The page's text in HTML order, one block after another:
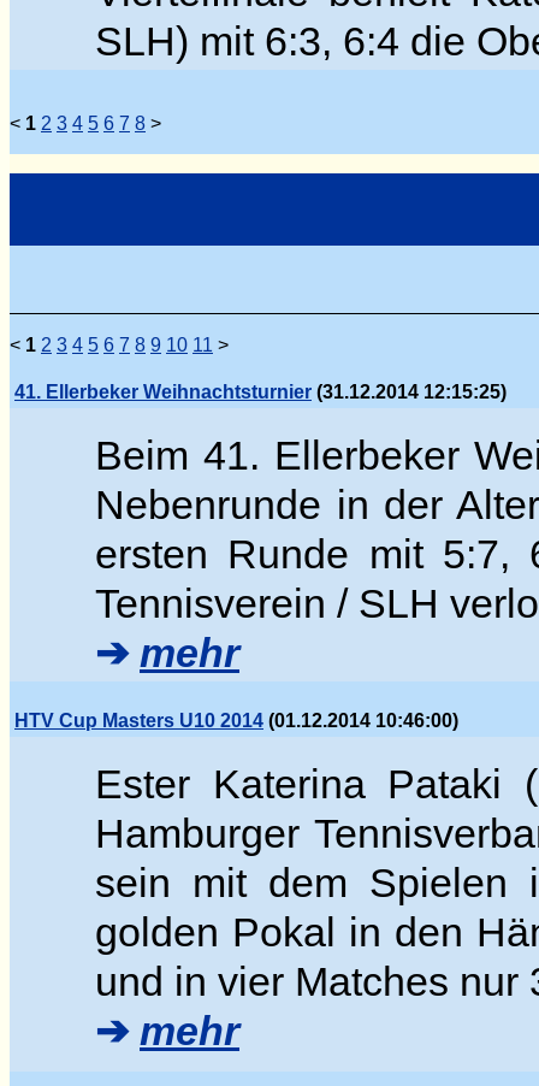
SLH) mit 6:3, 6:4 die
< 1 2 3 4 5 6 7 8 >
< 1 2 3 4 5 6 7 8 9 10 11 >
41. Ellerbeker Weihnachtsturnier (31.12.2014 12:15:25)
Beim 41. Ellerbeker
Nebenrunde in der
ersten Runde mit 5:7,
Tennisverein / SLH
➔ mehr
HTV Cup Masters U10 2014 (01.12.2014 10:46:00)
Ester Katerina Pataki
Hamburger
sein mit dem Spielen
golden Pokal in den
und in vier Matches
➔ mehr